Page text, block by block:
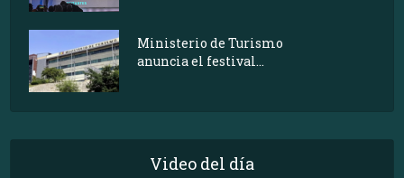
Ministerio de Turismo
anuncia el festival...
Video del día